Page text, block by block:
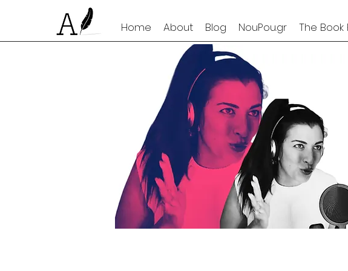
Home About Blog NouPou.gr The